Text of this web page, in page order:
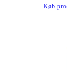
Køb